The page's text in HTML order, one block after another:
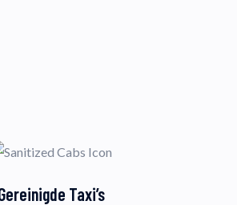
Taxi’s